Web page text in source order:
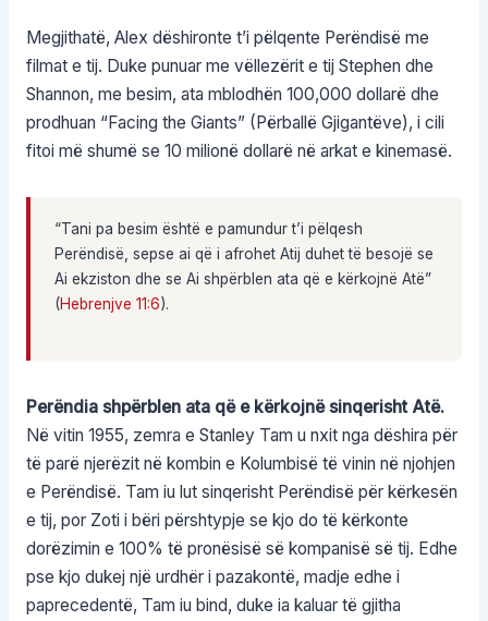
Megjithatë, Alex dëshironte t’i pëlqente Perëndisë me
filmat e tij. Duke punuar me vëllezërit e tij Stephen dhe
Shannon, me besim, ata mblodhën 100,000 dollarë dhe
prodhuan “Facing the Giants” (Përballë Gjigantëve), i cili
fitoi më shumë se 10 milionë dollarë në arkat e kinemasë.
“Tani pa besim është e pamundur t’i pëlqesh
Perëndisë, sepse ai që i afrohet Atij duhet të besojë se
Ai ekziston dhe se Ai shpërblen ata që e kërkojnë Atë”
(Hebrenjve 11:6).
Perëndia shpërblen ata që e kërkojnë sinqerisht Atë.
Në vitin 1955, zemra e Stanley Tam u nxit nga dëshira për
të parë njerëzit në kombin e Kolumbisë të vinin në njohjen
e Perëndisë. Tam iu lut sinqerisht Perëndisë për kërkesën
e tij, por Zoti i bëri përshtypje se kjo do të kërkonte
dorëzimin e 100% të pronësisë së kompanisë së tij. Edhe
pse kjo dukej një urdhër i pazakontë, madje edhe i
paprecedentë, Tam iu bind, duke ia kaluar të gjitha